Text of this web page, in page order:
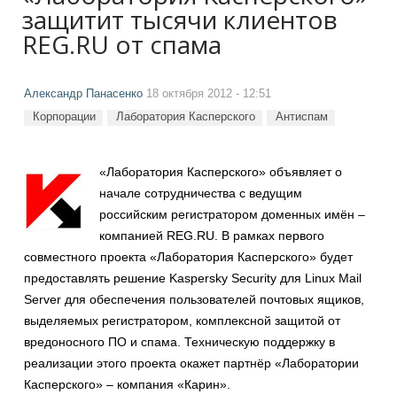
защитит тысячи клиентов
REG.RU от спама
Александр Панасенко 18 октября 2012 - 12:51
Корпорации Лаборатория Касперского Антиспам
«Лаборатория Касперского» объявляет о
начале сотрудничества с ведущим
российским регистратором доменных имён –
компанией REG.RU. В рамках первого
совместного проекта «Лаборатория Касперского» будет
предоставлять решение Kaspersky Security для Linux Mail
Server для обеспечения пользователей почтовых ящиков,
выделяемых регистратором, комплексной защитой от
вредоносного ПО и спама. Техническую поддержку в
реализации этого проекта окажет партнёр «Лаборатории
Касперского» – компания «Карин».